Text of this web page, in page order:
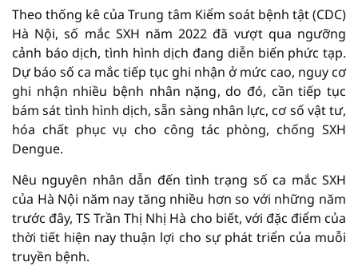
Theo thống kê của Trung tâm Kiểm soát bệnh tật (CDC)
Hà Nội, số mắc SXH năm 2022 đã vượt qua ngưỡng
cảnh báo dịch, tình hình dịch đang diễn biến phức tạp.
Dự báo số ca mắc tiếp tục ghi nhận ở mức cao, nguy cơ
ghi nhận nhiều bệnh nhân nặng, do đó, cần tiếp tục
bám sát tình hình dịch, sẵn sàng nhân lực, cơ số vật tư,
hóa chất phục vụ cho công tác phòng, chống SXH
Dengue.
Nêu nguyên nhân dẫn đến tình trạng số ca mắc SXH
của Hà Nội năm nay tăng nhiều hơn so với những năm
trước đây, TS Trần Thị Nhị Hà cho biết, với đặc điểm của
thời tiết hiện nay thuận lợi cho sự phát triển của muỗi
truyền bệnh.